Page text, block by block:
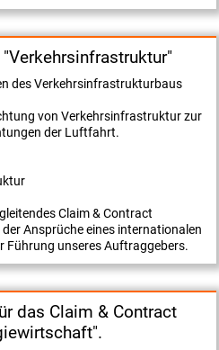
des Verkehrsinfrastrukturbaus
von Verkehrsinfrastruktur zur
der Luftfahrt.
Claim & Contract
Ansprüche eines internationalen
Führung unseres Auftraggebers.
das Claim & Contract